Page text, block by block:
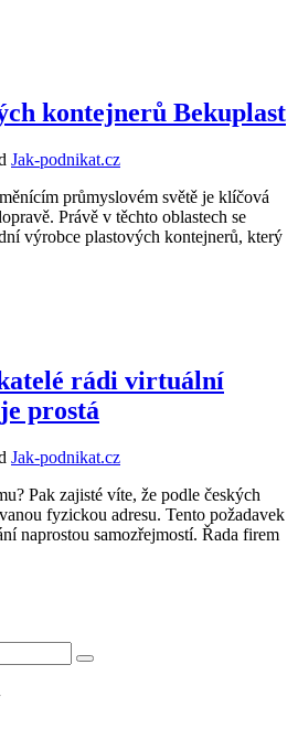
kontejnerů Bekuplast
Jak-podnikat.cz
průmyslovém světě je klíčová
Právě v těchto oblastech se
výrobce plastových kontejnerů, který
rádi virtuální
prostá
Jak-podnikat.cz
Pak zajisté víte, že podle českých
fyzickou adresu. Tento požadavek
naprostou samozřejmostí. Řada firem